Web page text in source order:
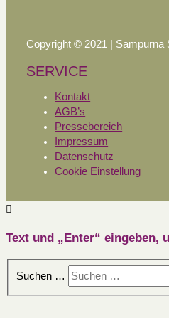
Copyright © 2021 | Sampurna
SERVICE
Kontakt
AGB’s
Pressebereich
Impressum
Datenschutz
Cookie Einstellung
Text und „Enter“ eingeben,
Suchen …